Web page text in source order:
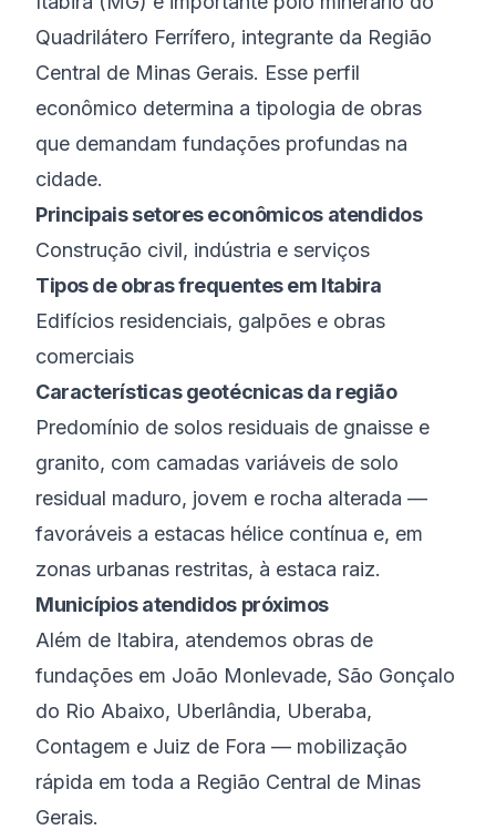
Quadrilátero Ferrífero, integrante da Região
Central de Minas Gerais. Esse perfil
econômico determina a tipologia de obras
que demandam fundações profundas na
cidade.
Principais setores econômicos atendidos
Construção civil, indústria e serviços
Tipos de obras frequentes em Itabira
Edifícios residenciais, galpões e obras
comerciais
Características geotécnicas da região
Predomínio de solos residuais de gnaisse e
granito, com camadas variáveis de solo
residual maduro, jovem e rocha alterada —
favoráveis a estacas hélice contínua e, em
zonas urbanas restritas, à estaca raiz.
Municípios atendidos próximos
Além de Itabira, atendemos obras de
fundações em João Monlevade, São Gonçalo
do Rio Abaixo, Uberlândia, Uberaba,
Contagem e Juiz de Fora — mobilização
rápida em toda a Região Central de Minas
Gerais.